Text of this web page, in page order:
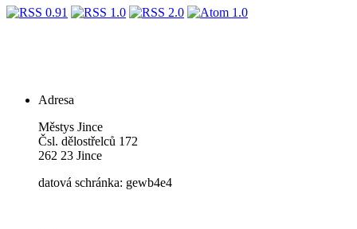
Adresa
Městys Jince
Čsl. dělostřelců 172
262 23 Jince
datová schránka: gewb4e4